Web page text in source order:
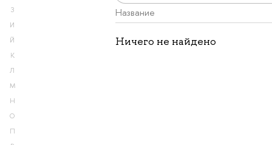
З
И
Й
К
Л
М
Н
О
П
Название
Ничего не найдено